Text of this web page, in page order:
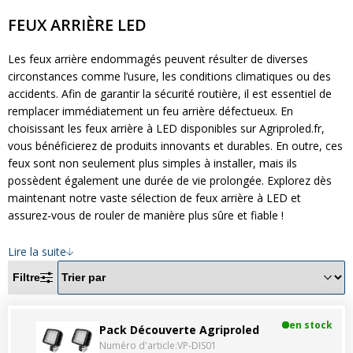
Feux arrière LED
Feux de position et de gabarit LED
Clignotants et gyrophares LED
Barres LED
Pulvérisation LED
Packs promotionnels LED
Éclairage LED pour bâtiments
Divers
À propos
Blog AgriproLED.fr
Contact
Feux arrière LED
Phares principaux et ampoules LED
Feux de position et de gabarit LED
Clignotants et gyrophares LED
Barres LED
Pulvérisation LED
Packs promotionnels LED
Éclairage LED pour bâtiments
Divers
FEUX ARRIÈRE LED
Les feux arrière endommagés peuvent résulter de diverses
circonstances comme l’usure, les conditions climatiques ou des
accidents. Afin de garantir la sécurité routière, il est essentiel de
remplacer immédiatement un feu arrière défectueux. En
choisissant les feux arrière à LED disponibles sur Agriproled.fr,
vous bénéficierez de produits innovants et durables. En outre, ces
feux sont non seulement plus simples à installer, mais ils
possèdent également une durée de vie prolongée. Explorez dès
maintenant notre vaste sélection de feux arrière à LED et
assurez-vous de rouler de manière plus sûre et fiable !
Lire la suite
Filtre
Pack Découverte Agriproled
Numéro d'article:VP-DIS01
en stock